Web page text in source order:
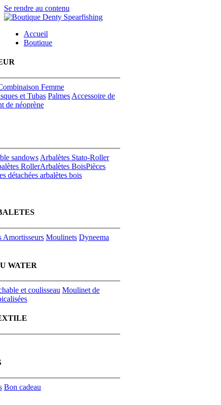
Se rendre au contenu
Accueil
Boutique
Femme
et Tubas Palmes Accessoire de
de néoprène
sandows Arbalètes Stato-Roller
RollerArbalètes BoisPièces
détachées arbalètes bois
Amortisseurs Moulinets Dyneema
WATER
et coulisseau Moulinet de
Bon cadeau